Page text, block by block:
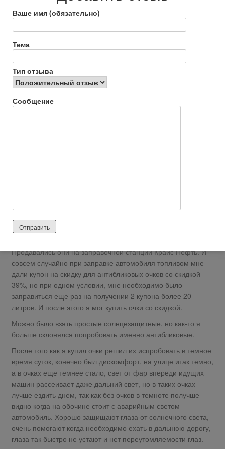
Чаюк Сергей
2026 лет назад
Положительный отзыв
дорогие
Давненько я хотел приобрести антибликовые очки водителя,
Продавались они на заправочной станции Крайс Нефть. И
совсем случайно при заправке автомобиля топливом мне
дали купон на скидку для антибликовых очков со скидкой
39%, но при одном условии, мне необходимо было
заправиться еще раз на получении 2 купона более 20
литров. И после этого я мог купить очки со скидкой.
Можно было взять простые солнцезащитные, но как-то я
больше склонялся попробовать именно антибликовые.
После того как я купил очки решил их испробовать в темное
время суток, конечно был дискомфорт, на улице итак темно,
а в очках еще темнее стало, свет от фар впереди идущих
машин рассеивает даже дальний свет, но в таких очках
лучше ездить днем, так как без очков в темноте получше
видно когда на обочине стоит с аварийным светом
автомобиль. Хорошо защищают глаза от солнечного света,
очень помогают когда необходимо ехать в дальнюю дорогу,
глаза так быстро не устают и нет переутомляемости глаз.
Ваше имя (обязательно)
Тема
Тип отзыва
Сообщение